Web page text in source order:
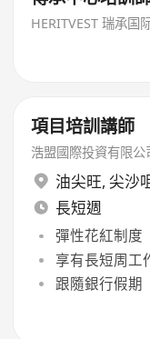
HERITVEST 瑞承国
項目培訓講師
浩盟國際投資有限公
油尖旺, 尖沙
長短週
彈性花紅制度
享有長短周工
跟隨銀行假期